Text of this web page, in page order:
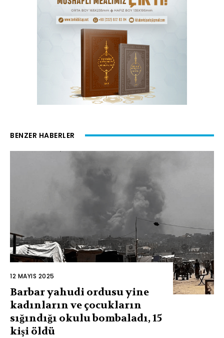
BENZER HABERLER
12 MAYIS 2025
Barbar yahudi ordusu yine
kadınların ve çocukların
sığındığı okulu bombaladı, 15
kişi öldü